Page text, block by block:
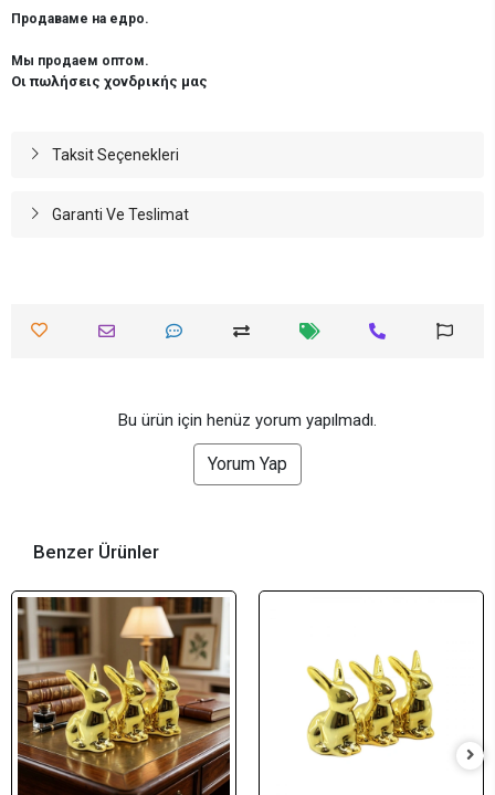
Продаваме на едро.
Мы продаем оптом.
Οι πωλήσεις χονδρικής μας
Taksit Seçenekleri
Garanti Ve Teslimat
Bu ürün için henüz yorum yapılmadı.
Yorum Yap
Benzer Ürünler